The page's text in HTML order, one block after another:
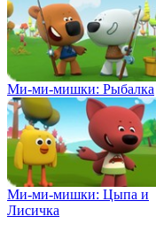
Ми-ми-мишки: Рыбалка
Ми-ми-мишки: Цыпа и
Лисичка